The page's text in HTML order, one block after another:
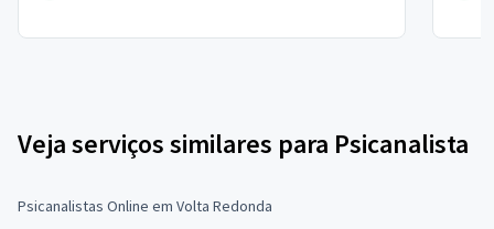
Veja serviços similares para Psicanalista
Psicanalistas Online em Volta Redonda